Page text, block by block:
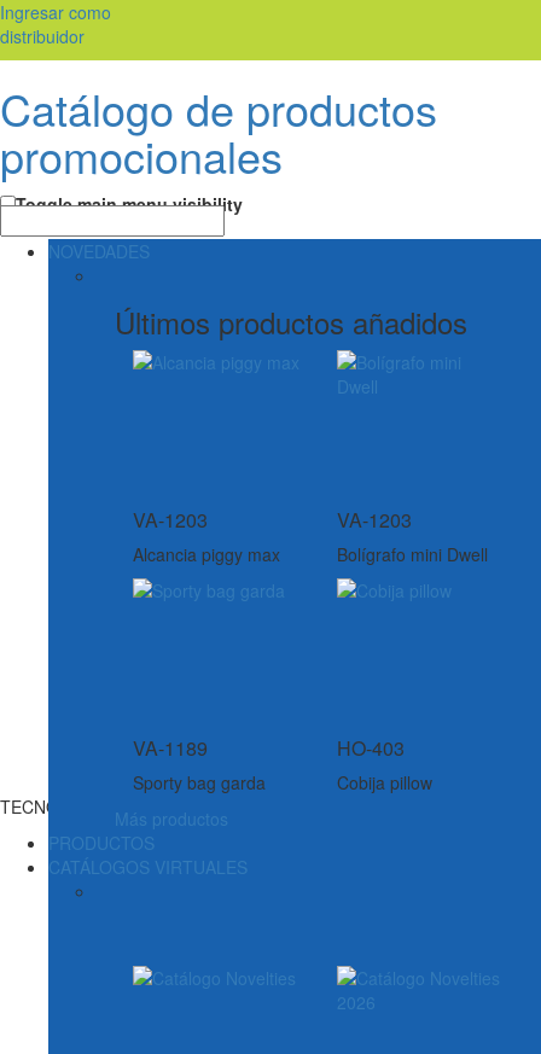
Ingresar como
distribuidor
Catálogo de productos
promocionales
Toggle main menu visibility
NOVEDADES
Últimos productos añadidos
VA-1203
Alcancia piggy max
VA-1203
Bolígrafo mini Dwell
VA-1189
Sporty bag garda
HO-403
Cobija pillow
Más productos
PRODUCTOS
CATÁLOGOS VIRTUALES
TECNOLOGÍA